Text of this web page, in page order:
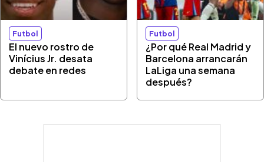
Futbol
El nuevo rostro de
Vinícius Jr. desata
debate en redes
Futbol
¿Por qué Real Madrid y
Barcelona arrancarán
LaLiga una semana
después?